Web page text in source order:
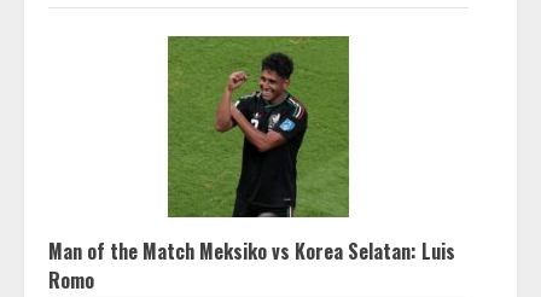
Man of the Match Meksiko vs Korea Selatan: Luis
Romo